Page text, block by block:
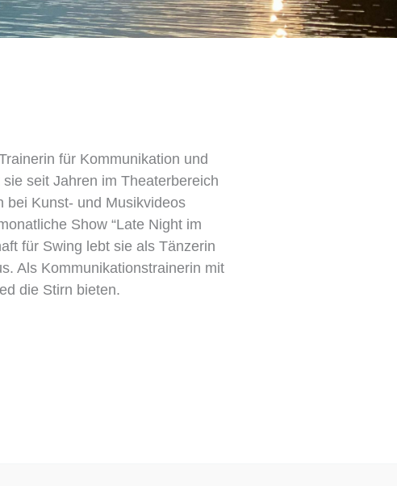
für Kommunikation und
seit Jahren im Theaterbereich
bei Kunst- und Musikvideos
Show “Late Night im
für Swing lebt sie als Tänzerin
Als Kommunikationstrainerin mit
die Stirn bieten.